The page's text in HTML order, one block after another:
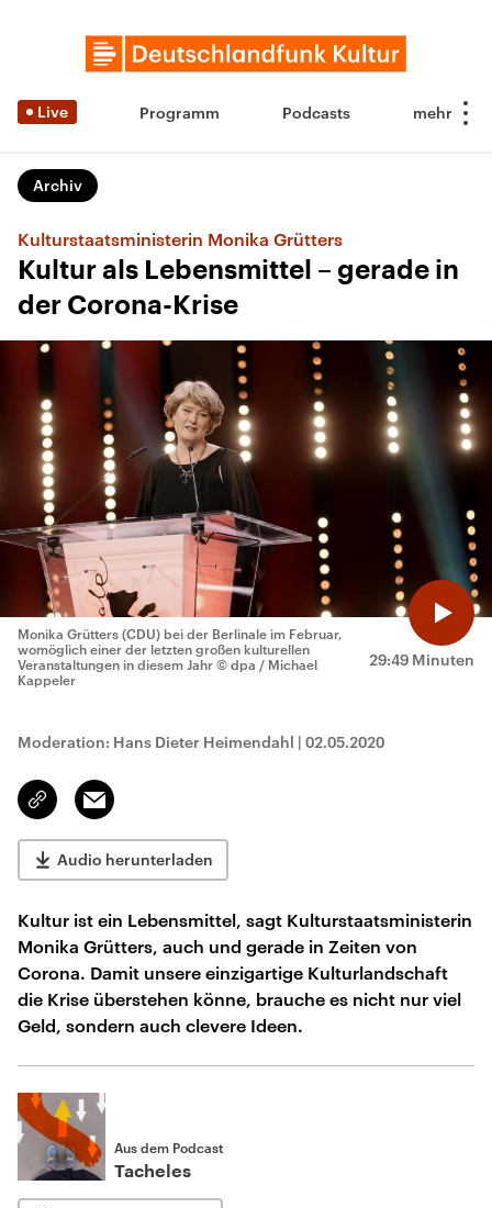
Live Programm Podcasts
Archiv
Kulturstaatsministerin Monika Grütters
Kultur als Lebensmittel – gerade in
der Corona-Krise
29:49 Minuten
Monika Grütters (CDU) bei der Berlinale im Februar,
womöglich einer der letzten großen kulturellen
Veranstaltungen in diesem Jahr © dpa / Michael
Kappeler
Moderation: Hans Dieter Heimendahl | 02.05.2020
Link
kopieren/teilen
Email
Audio herunterladen
Kultur ist ein Lebensmittel, sagt Kulturstaatsministerin
Monika Grütters, auch und gerade in Zeiten von
Corona. Damit unsere einzigartige Kulturlandschaft
die Krise überstehen könne, brauche es nicht nur viel
Geld, sondern auch clevere Ideen.
Aus dem Podcast
Tacheles